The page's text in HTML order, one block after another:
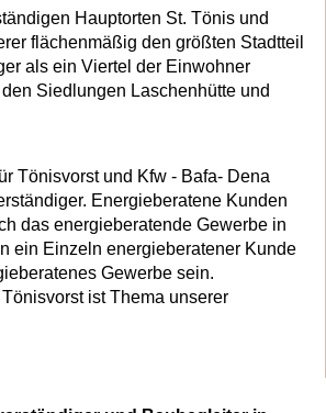
Hauptorten St. Tönis und
flächenmäßig den größten Stadtteil
als ein Viertel der Einwohner
Siedlungen Laschenhütte und
Tönisvorst und Kfw - Bafa- Dena
Energieberatene Kunden
das energieberatende Gewerbe in
ein Einzeln energieberatener Kunde
Gewerbe sein.
ist Thema unserer